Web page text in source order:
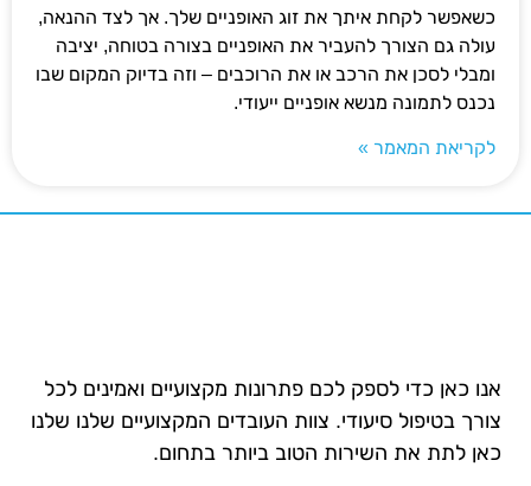
כשאפשר לקחת איתך את זוג האופניים שלך. אך לצד ההנאה,
עולה גם הצורך להעביר את האופניים בצורה בטוחה, יציבה
ומבלי לסכן את הרכב או את הרוכבים – וזה בדיוק המקום שבו
נכנס לתמונה מנשא אופניים ייעודי.
לקריאת המאמר »
אנו כאן כדי לספק לכם פתרונות מקצועיים ואמינים לכל
צורך בטיפול סיעודי. צוות העובדים המקצועיים שלנו שלנו
כאן לתת את השירות הטוב ביותר בתחום.